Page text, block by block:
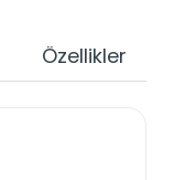
Özellikler